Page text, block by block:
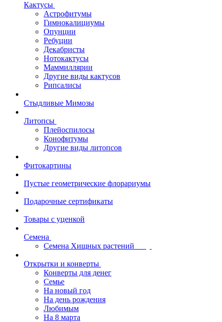
Кактусы
Астрофитумы
Гимнокалициумы
Опунции
Ребуции
Декабристы
Нотокактусы
Маммиллярии
Другие виды кактусов
Рипсалисы
Стыдливые Мимозы
Литопсы
Плейоспилосы
Конофитумы
Другие виды литопсов
Фитокартины
Пустые геометрические флорариумы
Подарочные сертификаты
Товары с уценкой
Семена
Семена Хищных растений
Открытки и конверты
Конверты для денег
Семье
На новый год
На день рождения
Любимым
На 8 марта